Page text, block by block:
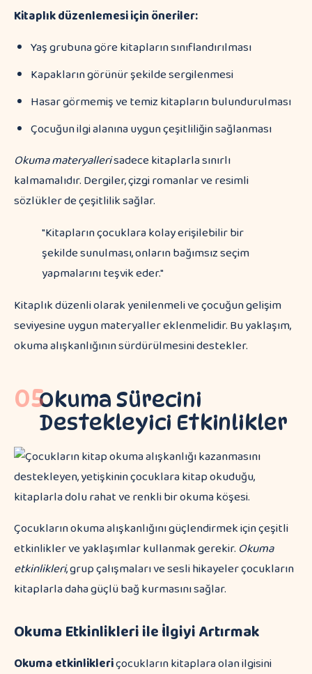
Kitaplık düzenlemesi için öneriler:
Yaş grubuna göre kitapların sınıflandırılması
Kapakların görünür şekilde sergilenmesi
Hasar görmemiş ve temiz kitapların bulundurulması
Çocuğun ilgi alanına uygun çeşitliliğin sağlanması
Okuma materyallerisadece kitaplarla sınırlı
kalmamalıdır. Dergiler, çizgi romanlar ve resimli
sözlükler de çeşitlilik sağlar.
"Kitapların çocuklara kolay erişilebilir bir
şekilde sunulması, onların bağımsız seçim
yapmalarını teşvik eder."
Kitaplık düzenli olarak yenilenmeli ve çocuğun gelişim
seviyesine uygun materyaller eklenmelidir. Bu yaklaşım,
okuma alışkanlığının sürdürülmesini destekler.
05Okuma Sürecini
Destekleyici Etkinlikler
Çocukların okuma alışkanlığını güçlendirmek için çeşitli
etkinlikler ve yaklaşımlar kullanmak gerekir. Okuma
etkinlikleri, grup çalışmaları ve sesli hikayeler çocukların
kitaplarla daha güçlü bağ kurmasını sağlar.
Okuma Etkinlikleri ile İlgiyi Artırmak
Okuma etkinlikleriçocukların kitaplara olan ilgisini